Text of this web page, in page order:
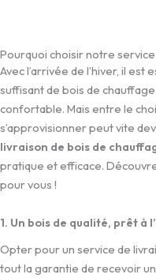
Pourquoi choisir notre service
Avec l’arrivée de l’hiver, il est
suffisant de bois de
confortable. Mais entre le
s’approvisionner peut vite
livraison de bois de
pratique et efficace.
pour vous !
1. Un bois de qualité, prêt à
Opter pour un service de
tout la garantie de recevoir un